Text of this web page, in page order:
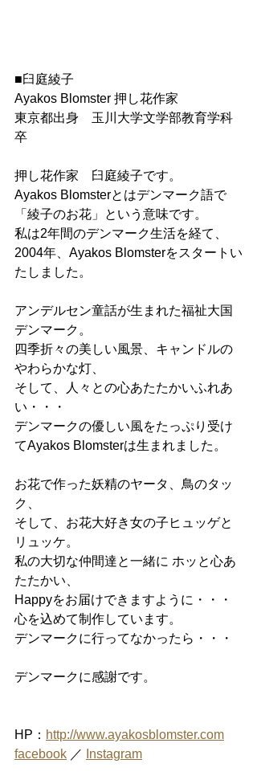
■臼庭綾子
Ayakos Blomster 押し花作家
東京都出身　玉川大学文学部教育学科
卒
押し花作家　臼庭綾子です。
Ayakos Blomsterとはデンマーク語で
「綾子のお花」という意味です。
私は2年間のデンマーク生活を経て、
2004年、Ayakos Blomsterをスタートい
たしました。
アンデルセン童話が生まれた福祉大国
デンマーク。
四季折々の美しい風景、キャンドルの
やわらかな灯、
そして、人々との心あたたかいふれあ
い・・・
デンマークの優しい風をたっぷり受け
てAyakos Blomsterは生まれました。
お花で作った妖精のヤータ、鳥のタッ
ク、
そして、お花大好き女の子ヒュッゲと
リュッケ。
私の大切な仲間達と一緒に ホッと心あ
たたかい、
Happyをお届けできますように・・・
心を込めて制作しています。
デンマークに行ってなかったら・・・
デンマークに感謝です。
HP： http://www.ayakosblomster.com
facebook ／ Instagram